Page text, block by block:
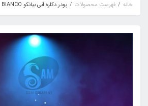
خانه فهرست محصولات پودر دکلره آبی بیانکو BIANCO